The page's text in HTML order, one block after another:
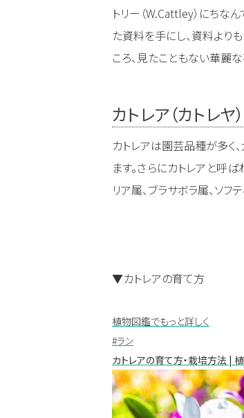
トリー（W.Cattley）にちな
た資料を手にし、資料より
ころ、見たこともない華麗
カトレア（カトレヤ
カトレアは園芸品種が多く
ます。さらにカトレアと呼
リア属、ブラサボラ属、ソフ
▼カトレアの育て方
植物図鑑でもっと詳しく
#ラン
カトレアの育て方・栽培方法 |